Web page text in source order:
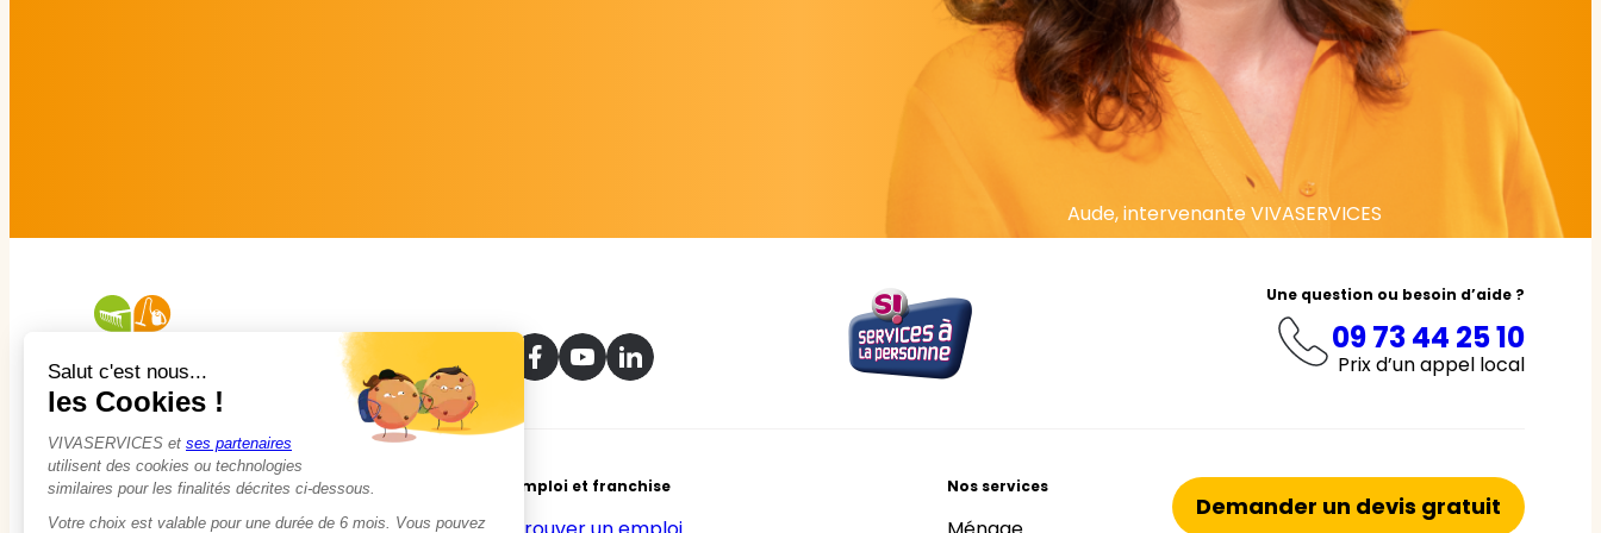
Aude, intervenante VIVASERVICES
Une question ou besoin d’aide ?
09 73 44 25 10
Prix d’un appel local
À propos Emploi et franchise Nos services
Demander un devis gratuit